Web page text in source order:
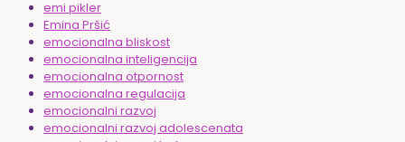
emi pikler
Emina Pršić
emocionalna bliskost
emocionalna inteligencija
emocionalna otpornost
emocionalna regulacija
emocionalni razvoj
emocionalni razvoj adolescenata